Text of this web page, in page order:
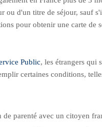
ou d'un titre de séjour, sauf
pour obtenir une carte de
Public, les étrangers qui
certaines conditions,
parenté avec un citoyen